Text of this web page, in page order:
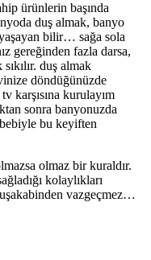
ürünlerin başında
duş almak, banyo
bilir… sağa sola
gereğinden fazla darsa,
sıkılır. duş almak
döndüğünüzde
karşısına kurulayım
sonra banyonuzda
bu keyiften
olmaz bir kuraldır.
kolaylıkları
vazgeçmez…